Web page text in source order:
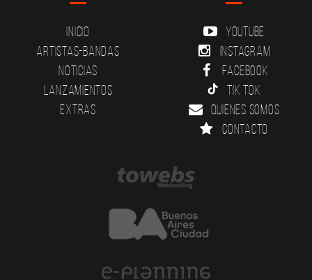
Inicio
Artistas-Bandas
Noticias
Lanzamientos
Extras
YouTube
Instagram
Facebook
Tik Tok
Quienes somos
Contacto